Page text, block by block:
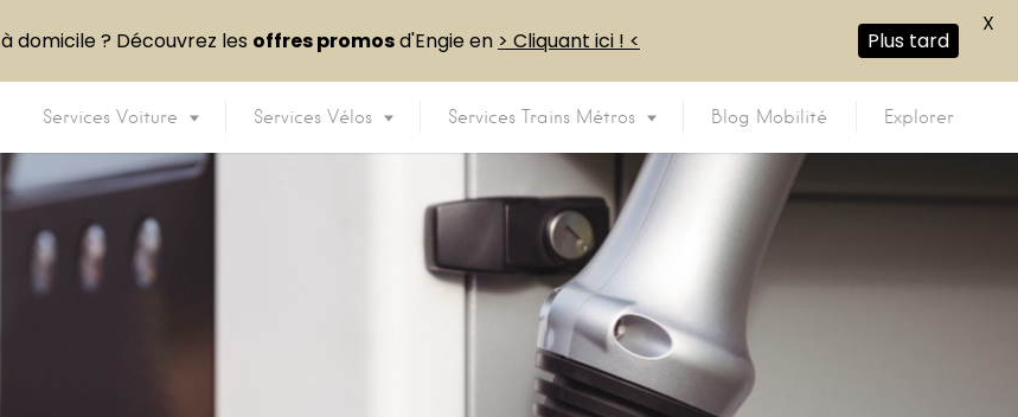
Services Voiture Services Vélos Services Trains Métros Blog Mobilité Explorer
à domicile ? Découvrez les offres promosd'Engie en > Cliquant ici ! < Plus tard
X